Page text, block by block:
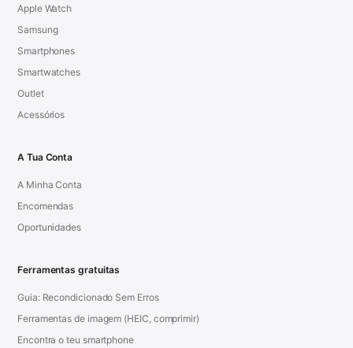
Apple Watch
Samsung
Smartphones
Smartwatches
Outlet
Acessórios
A Tua Conta
A Minha Conta
Encomendas
Oportunidades
Ferramentas gratuitas
Guia: Recondicionado Sem Erros
Ferramentas de imagem (HEIC, comprimir)
Encontra o teu smartphone